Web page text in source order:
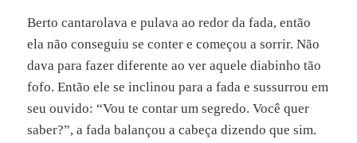
Berto cantarolava e pulava ao redor da fada, então
ela não conseguiu se conter e começou a sorrir. Não
dava para fazer diferente ao ver aquele diabinho tão
fofo. Então ele se inclinou para a fada e sussurrou em
seu ouvido: “Vou te contar um segredo. Você quer
saber?”, a fada balançou a cabeça dizendo que sim.